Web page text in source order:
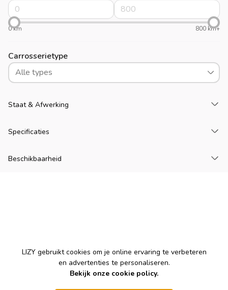
0 km 800 km+
Carrosserietype
Alle types
Staat & Afwerking
Specificaties
Beschikbaarheid
Cookies
LIZY gebruikt cookies om je online ervaring te verbeteren
en advertenties te personaliseren.
Bekijk onze cookie policy.